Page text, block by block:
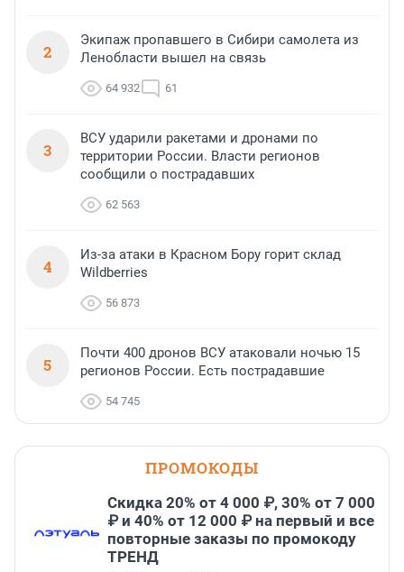
2
Экипаж пропавшего в Сибири самолета из
Ленобласти вышел на связь
64 932 61
3
ВСУ ударили ракетами и дронами по
территории России. Власти регионов
сообщили о пострадавших
62 563
4
Из-за атаки в Красном Бору горит склад
Wildberries
56 873
5
Почти 400 дронов ВСУ атаковали ночью 15
регионов России. Есть пострадавшие
54 745
ПРОМОКОДЫ
Скидка 20% от 4 000 ₽, 30% от 7 000
₽ и 40% от 12 000 ₽ на первый и все
повторные заказы по промокоду
ТРЕНД